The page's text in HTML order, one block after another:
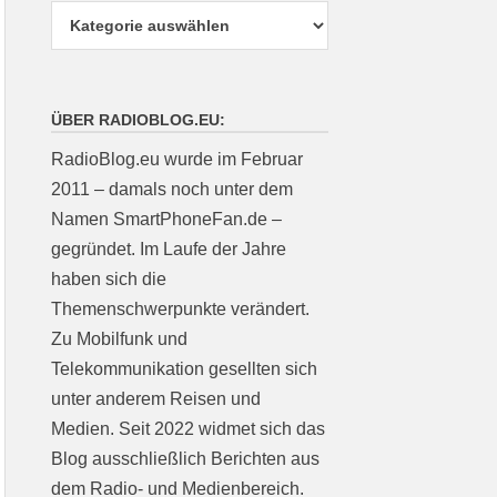
ÜBER RADIOBLOG.EU:
RadioBlog.eu wurde im Februar
2011 – damals noch unter dem
Namen SmartPhoneFan.de –
gegründet. Im Laufe der Jahre
haben sich die
Themenschwerpunkte verändert.
Zu Mobilfunk und
Telekommunikation gesellten sich
unter anderem Reisen und
Medien. Seit 2022 widmet sich das
Blog ausschließlich Berichten aus
dem Radio- und Medienbereich.